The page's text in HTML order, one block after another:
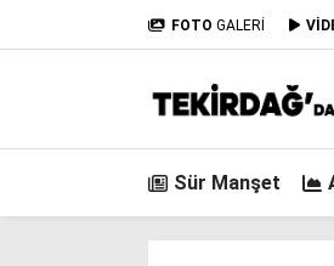
FOTO GALERİ
Sür Manşet